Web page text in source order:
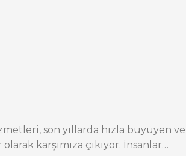
son yıllarda hızla büyüyen ve
karşımıza çıkıyor. İnsanlar…